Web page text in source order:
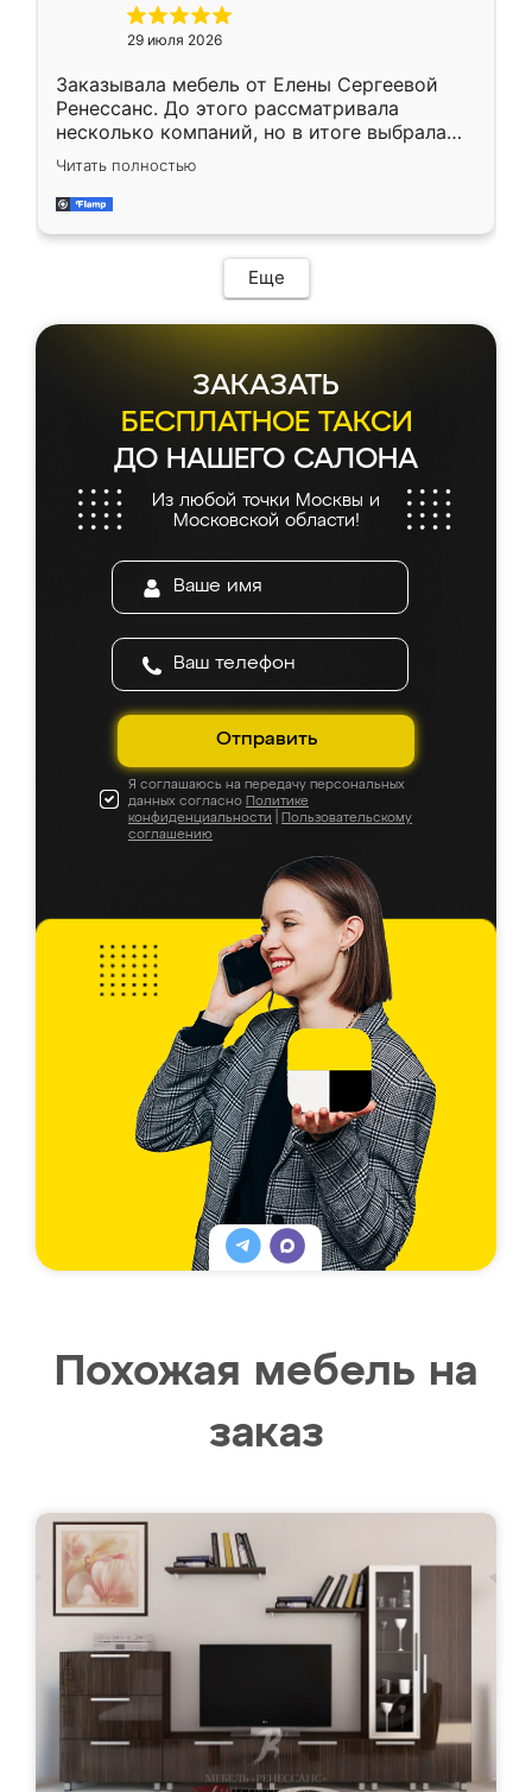
довольна, все выглядит так, как и ожидала.
29 июля 2026
Заказывала мебель от Елены Сергеевой
Ренессанс. До этого рассматривала
несколько компаний, но в итоге выбрала
эту. Сначала обговорили условия, потом
приехал замерщик, всё спокойно объяснил
и снял размеры. Изготовили в срок, с
мебель сразу встала на свое место без
каких-либо доработок. Качеством осталась
довольна, все выглядит так, как и ожидала.
Читать полностью
Еще
ЗАКАЗАТЬ
БЕСПЛАТНОЕ ТАКСИ
ДО НАШЕГО САЛОНА
Из любой точки Москвы и
Московской области!
Отправить
Я соглашаюсь на передачу персональных
данных согласно Политике
конфиденциальности
Пользовательскому
соглашению
Похожая мебель на
заказ